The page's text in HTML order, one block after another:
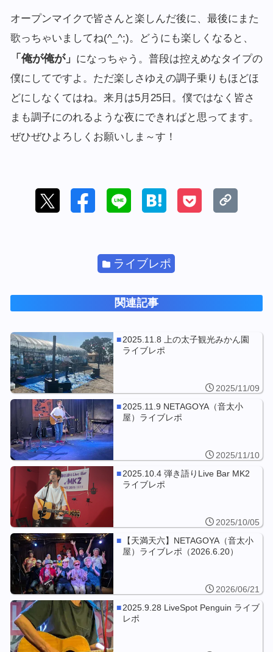
オープンマイクで皆さんと楽しんだ後に、最後にまた
歌っちゃいましてね(^_^;)。どうにも楽しくなると、
「俺が俺が」 になっちゃう。普段は控えめなタイプの
僕にしてですよ。ただ楽しさゆえの調子乗りもほどほ
どにしなくてはね。来月は5月25日。僕ではなく皆さ
まも調子にのれるような夜にできればと思ってます。
ぜひぜひよろしくお願いしま～す！
ライブレポ
関連記事
2025.11.8 上の太子観光みかん園
ライブレポ
2025/11/09
2025.11.9 NETAGOYA（音太小
屋）ライブレポ
2025/11/10
2025.10.4 弾き語りLive Bar MK2
ライブレポ
2025/10/05
【天満天六】NETAGOYA（音太小
屋）ライブレポ（2026.6.20）
2026/06/21
2025.9.28 LiveSpot Penguin ライブ
レポ